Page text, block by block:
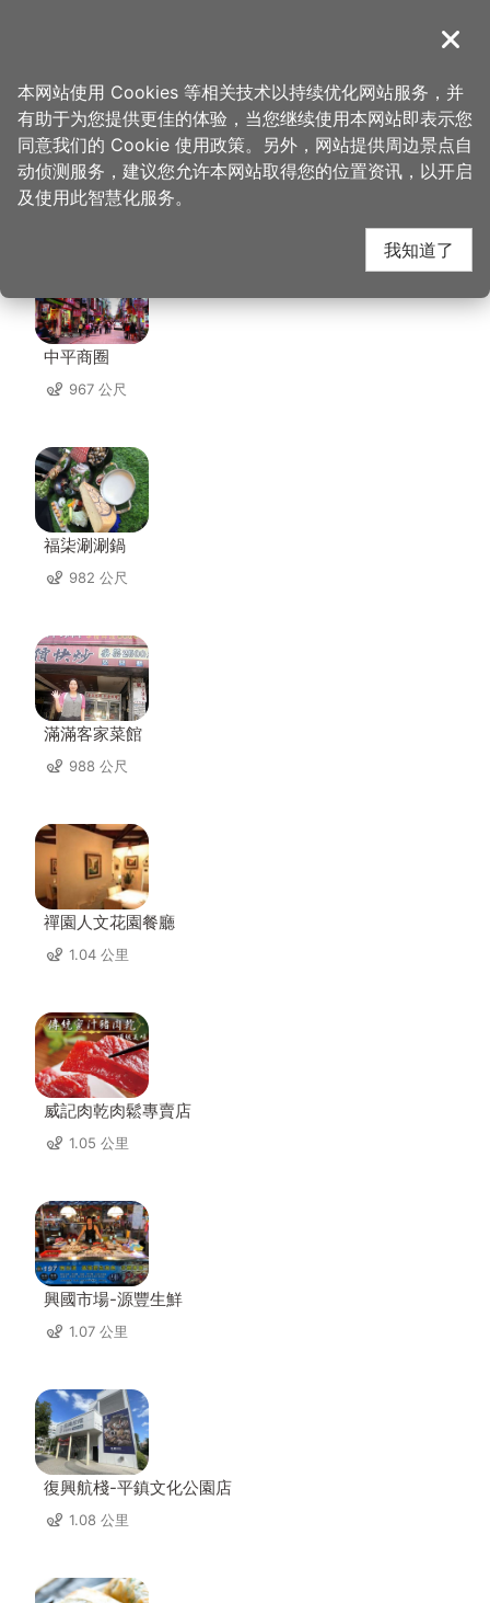
導覽
首页 > 想去的地方 > 美食、购物 > 华川宴餐饮店
华川宴餐饮店 周边店家
中平商圈
967 公尺
福柒涮涮鍋
982 公尺
滿滿客家菜館
988 公尺
禪園人文花園餐廳
1.04 公里
威記肉乾肉鬆專賣店
1.05 公里
興國市場-源豐生鮮
1.07 公里
復興航棧-平鎮文化公園店
1.08 公里
关闭
本网站使用 Cookies 等相关技术以持续优化网站服务，并
有助于为您提供更佳的体验，当您继续使用本网站即表示您
同意我们的 Cookie 使用政策。另外，网站提供周边景点自
动侦测服务，建议您允许本网站取得您的位置资讯，以开启
及使用此智慧化服务。
我知道了